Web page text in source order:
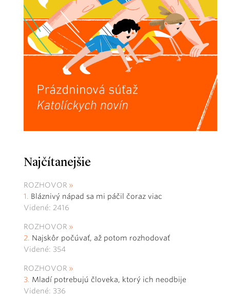
Najčítanejšie
ROZHOVOR
Bláznivý nápad sa mi páčil čoraz viac
Videné: 2416
ROZHOVOR
Najskôr počúvať, až potom rozhodovať
Videné: 354
ROZHOVOR
Mladí potrebujú človeka, ktorý ich neodbije
Videné: 336